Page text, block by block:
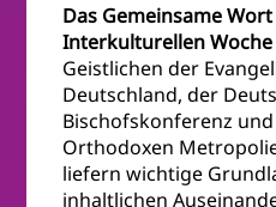
Das Gemeinsame
Interkulturellen Woche
Geistlichen der
Deutschland, der
Bischofskonferenz
Orthodoxen
liefern wichtige
inhaltlichen